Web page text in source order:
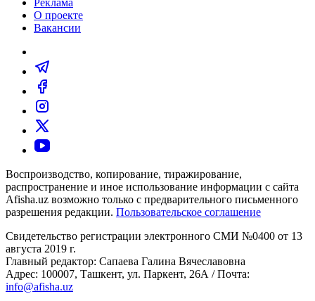
О проекте
Вакансии
Воспроизводство, копирование, тиражирование,
распространение и иное использование информации с сайта
Afisha.uz возможно только с предварительного письменного
разрешения редакции. Пользовательское соглашение
Свидетельство регистрации электронного СМИ №0400 от 13
августа 2019 г.
Главный редактор: Сапаева Галина Вячеславовна
Адрес: 100007, Ташкент, ул. Паркент, 26А / Почта:
info@afisha.uz